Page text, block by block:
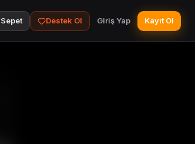
Sepet Destek Ol Giriş Yap Kayıt Ol